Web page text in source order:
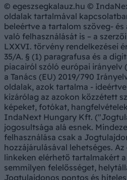
© egeszsegkalauz.hu ©
oldalak tartalmával
beleértve a tartalom szöveg-
való felhasználását is – a
LXXVI. törvény rendelkezései
35/A. § (1) paragrafusa és a
piacairól szóló európai irányelv
a Tanács (EU) 2019/790
oldalak, azok tartalma -
kizárólag az azokon közzétett
képeket, fotókat,
IndaNext Hungary Kft.
jogosultsága alá esnek.
felhasználása csak a
hozzájárulásával lehetséges.
linkeken elérhető tartalmakért
semmilyen felelősséget,
Jogtulajdonos pontos és